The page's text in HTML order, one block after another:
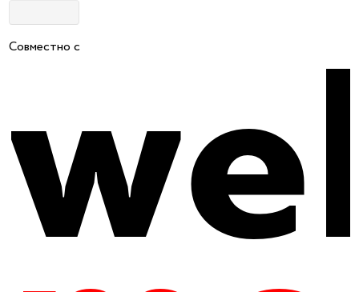
Совместно с
| Путеводитель
Культура и история